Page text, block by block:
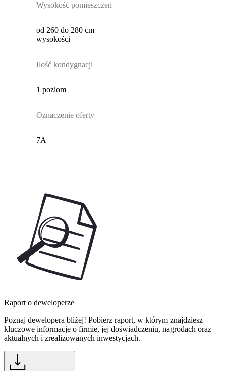
Wysokość pomieszczeń
od 260 do 280 cm
wysokości
Ilość kondygnacji
1 poziom
Oznaczenie oferty
7A
Raport o deweloperze
Poznaj dewelopera bliżej! Pobierz raport, w którym znajdziesz
kluczowe informacje o firmie, jej doświadczeniu, nagrodach oraz
aktualnych i zrealizowanych inwestycjach.